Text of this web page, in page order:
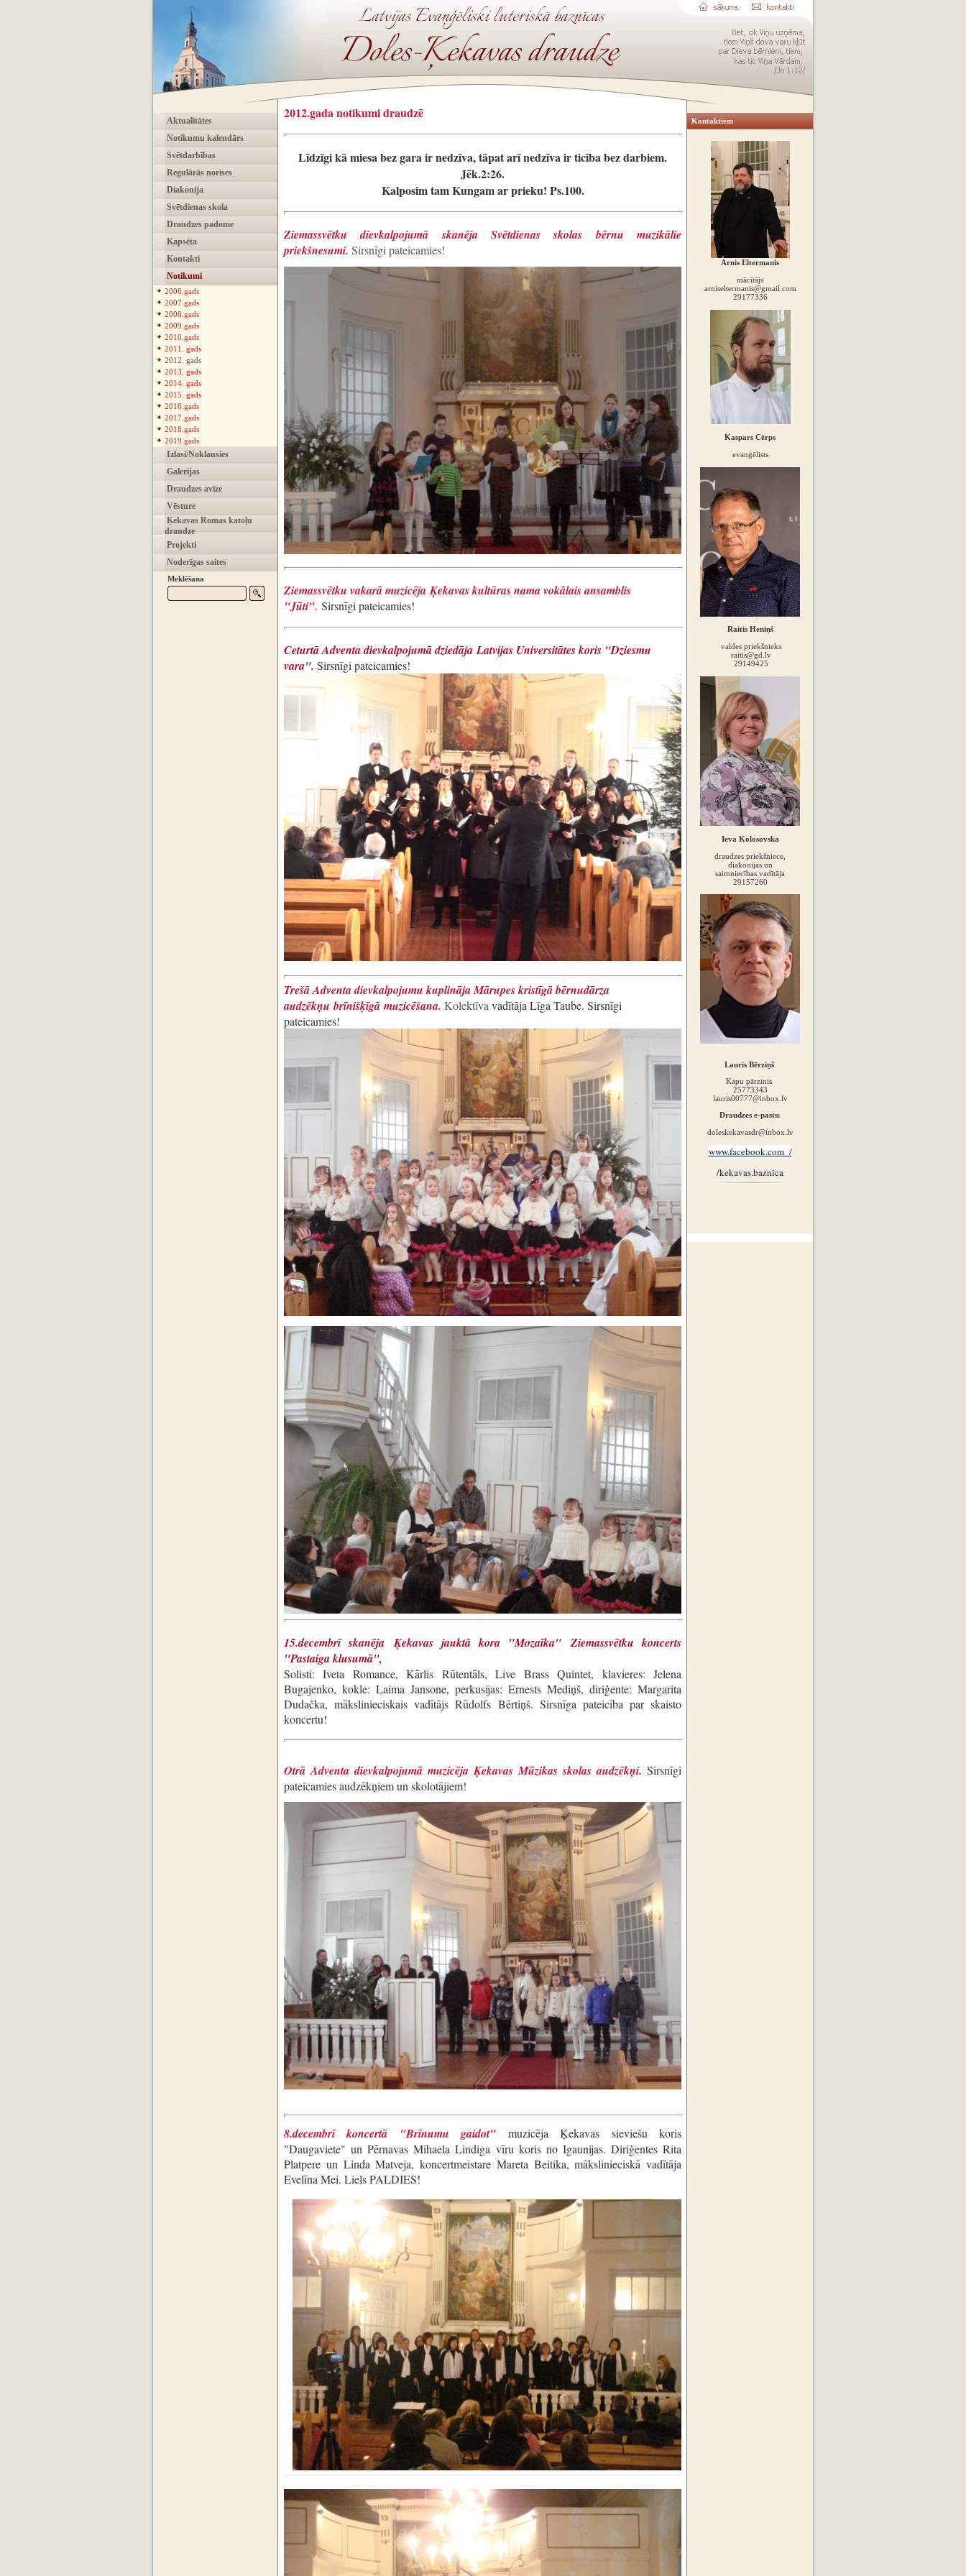
Aktualitātes
Notikumu kalendārs
Svētdarbības
Regulārās norises
Diakonija
Svētdienas skola
Draudzes padome
Kapsēta
Kontakti
Notikumi
2006.gads
2007.gads
2008.gads
2009.gads
2010.gads
2011. gads
2012. gads
2013. gads
2014. gads
2015. gads
2016.gads
2017.gads
2018.gads
2019.gads
Izlasi/Noklausies
Galerijas
Draudzes avīze
Vēsture
Ķekavas Romas katoļu
draudze
Projekti
Noderīgas saites
Meklēšana
2012.gada notikumi draudzē
Līdzīgi kā miesa bez gara ir nedzīva, tāpat arī nedzīva ir ticība bez darbiem.
Jēk.2:26.
Kalposim tam Kungam ar prieku! Ps.100.
Ziemassvētku dievkalpojumā skanēja Svētdienas skolas bērnu muzikālie
priekšnesumi. Sirsnīgi pateicamies!
Ziemassvētku vakarā muzicēja Ķekavas kultūras nama vokālais ansamblis
"Jūti". Sirsnīgi pateicamies!
Ceturtā Adventa dievkalpojumā dziedāja Latvijas Universitātes koris "Dziesmu
vara". Sirsnīgi pateicamies!
Trešā Adventa dievkalpojumu kuplināja Mārupes kristīgā bērnudārza
audzēkņubrīnišķīgā muzicēšana. Kolektīva vadītāja Līga Taube. Sirsnīgi
pateicamies!
15.decembrī skanēja ‍Ķekavas jauktā kora "Mozaīka"Ziemassvētku koncerts
"Pastaiga klusumā",
Solisti: Iveta Romance, Kārlis Rūtentāls, Live Brass Quintet, klavieres: Jelena
Bugajenko, kokle: Laima Jansone, perkusijas: Ernests Mediņš, diriģente: Margarita
Dudačka, mākslinieciskais vadītājs Rūdolfs Bērtiņš. Sirsnīga pateicība par skaisto
koncertu!
Otrā Adventa dievkalpojumā muzicēja Ķekavas Mūzikas skolas audzēkņi. Sirsnīgi
pateicamies audzēkņiem un skolotājiem!
8.decembrī koncertā "Brīnumu gaidot" muzicēja Ķekavas sieviešu koris
"Daugaviete" un Pērnavas Mihaela Lindiga vīru koris no Igaunijas. Diriģentes Rita
Platpere un Linda Matveja, koncertmeistare Mareta Beitika, mākslinieciskā vadītāja
Evelīna Mei. Liels PALDIES!
Kontaktiem
Arnis Eltermanis
mācītājs
arniseltermanis@gmail.com
29177336
Kaspars Cērps
evanģēlists
Raitis Heniņš
valdes priekšnieks
raitis@gd.lv
29149425
Ieva Kolosovska
draudzes priekšniece,
diakonijas un
saimniecības vadītāja
29157260
Lauris Bērziņš
Kapu pārzinis
25773343
lauris00777@inbox.lv
Draudzes e-pasts:
doleskekavasdr@inbox.lv
www.facebook.com /
/kekavas.baznica